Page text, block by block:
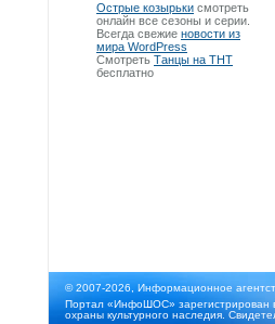
Острые козырьки смотреть
онлайн все сезоны и серии.
Всегда свежие новости из
мира WordPress
Смотреть Танцы на ТНТ
бесплатно
© 2007-2026, Информационное
Портал «ИнфоШОС» зарегистрирован
охраны культурного наследия.